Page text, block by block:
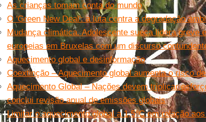
As crianças tomam conta do mundo
O 'Green New Deal': a luta contra a degradação
Mudança climática. Adolescente sueca lidera greve
europeias em Bruxelas com um discurso
Aquecimento global e desinformação
Coextinção – Aquecimento global aumenta o risco
Aquecimento Global – Nações devem triplicar
conclui revisão anual de emissões globais
Limitar o aquecimento global a 1,5°C em relação